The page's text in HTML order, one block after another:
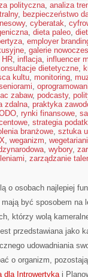
polityczna, analiza
, bezpieczeństwo
, cyberatak,
, dieta paleo,
, employer
, galerie
HR, inflacja, influencer
dietetyczne,
kultu, monitoring,
,
zabaw, podcasty,
zdalna, praktyka
, rynki finansowe,
, strategia
branżowe, sztuka
, weganizm,
, wybory,
, zarządzanie
o osobach najlepiej
być sposobem na
którzy wolą
przedstawiana jako
udowadniania
o organizm,
dla Introwertykai